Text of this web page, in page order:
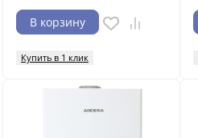
В корзину
Купить в 1 клик